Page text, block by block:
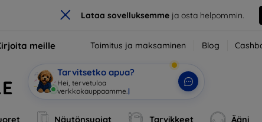
× Lataa sovelluksemmeja osta helpommin.
meille Toimitus ja maksaminen Blog
Tarvitsetko apua?
Hei|
Näytönsuojat Tarvikkeet Ääni